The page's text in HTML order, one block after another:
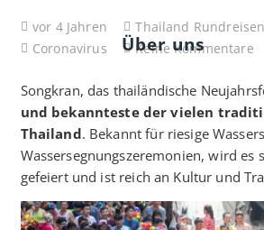
Über uns
vor 4 Jahren
Thailand Rundreisen
Coronavirus
Keine Kommentare
Songkran, das thailändische
und bekannteste der vielen
Thailand. Bekannt für riesige
Wassersegnungszeremonien, wird es
gefeiert und ist reich an Kultur und